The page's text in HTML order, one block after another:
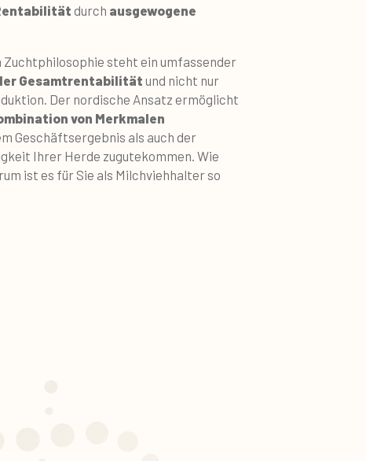
durch ausgewogene
steht ein umfassender
Gesamtrentabilität und nicht nur
Der nordische Ansatz ermöglicht
von Merkmalen
Geschäftsergebnis als auch der
Ihrer Herde zugutekommen. Wie
ist es für Sie als Milchviehhalter so